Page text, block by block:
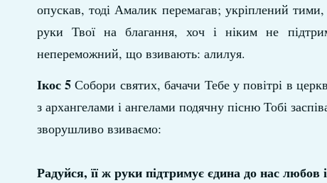
опускав, тоді Амалик перемагав; укріплений
руки Твої на благання, хоч і ніким не
непереможний, що взивають: алилуя.
Ікос 5Собори святих, бачачи Тебе у повітрі в
з архангелами і ангелами подячну пісню Тобі
зворушливо взиваємо:
Радуйся, її ж руки підтримує єдина до нас любов